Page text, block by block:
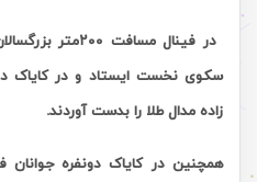
در فینال مسافت ۲۰۰متر
سکوی نخست ایستاد و در کایاک
زاده مدال طلا را بدست آوردند.
همچنین در کایاک دونفره